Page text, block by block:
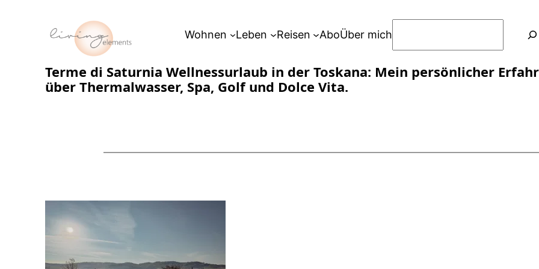
Wohnen Leben Reisen AboÜber mich
h
Terme di Saturnia Wellnessurlaub in der Toskana: Mein persönlicher
über Thermalwasser, Spa, Golf und Dolce Vita.